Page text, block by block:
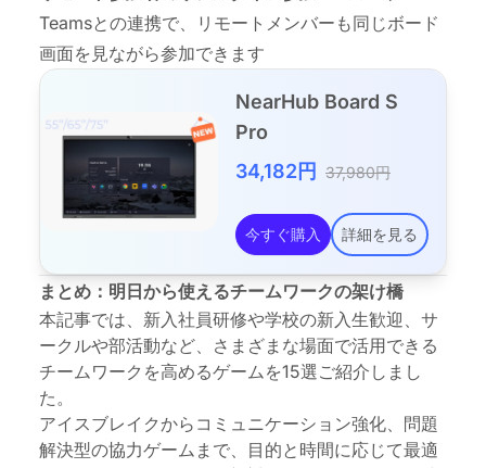
Teamsとの連携で、リモートメンバーも同じボード
画面を見ながら参加できます
NearHub Board S
Pro
34,182円
37,980円
今すぐ購入 詳細を見る
まとめ：明日から使えるチームワークの架け橋
本記事では、新入社員研修や学校の新入生歓迎、サ
ークルや部活動など、さまざまな場面で活用できる
チームワークを高めるゲームを15選ご紹介しまし
た。
アイスブレイクからコミュニケーション強化、問題
解決型の協力ゲームまで、目的と時間に応じて最適